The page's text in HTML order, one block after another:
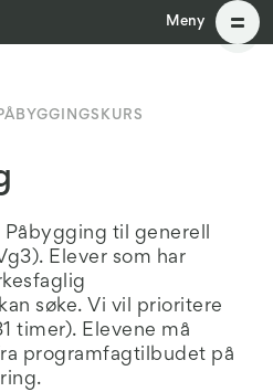
Meny
Meny
til generell
Elever som har
søke. Vi vil prioritere
timer). Elevene må
programfagtilbudet på